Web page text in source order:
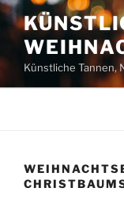
Zum
Inhalt
springen
Künstliche Tannen,